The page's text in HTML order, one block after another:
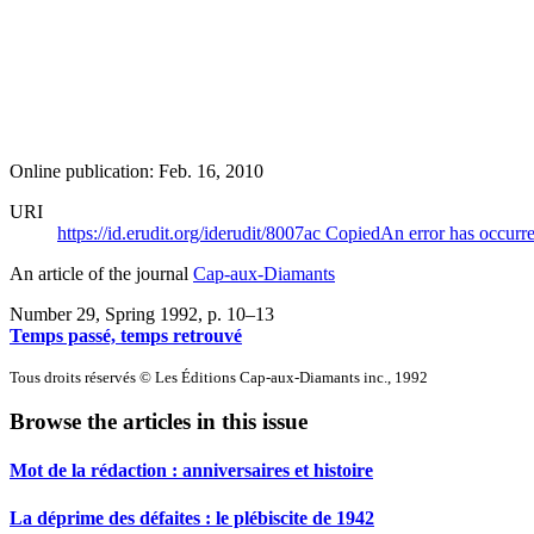
Online publication: Feb. 16, 2010
URI
https://id.erudit.org/iderudit/8007ac CopiedAn error has
An article of the journal Cap-aux-Diamants
Number 29, Spring 1992, p. 10–13
Temps passé, temps retrouvé
Tous droits réservés © Les Éditions Cap-aux-Diamants inc., 1992
Browse the articles in this issue
Mot de la rédaction : anniversaires et histoire
La déprime des défaites : le plébiscite de 1942